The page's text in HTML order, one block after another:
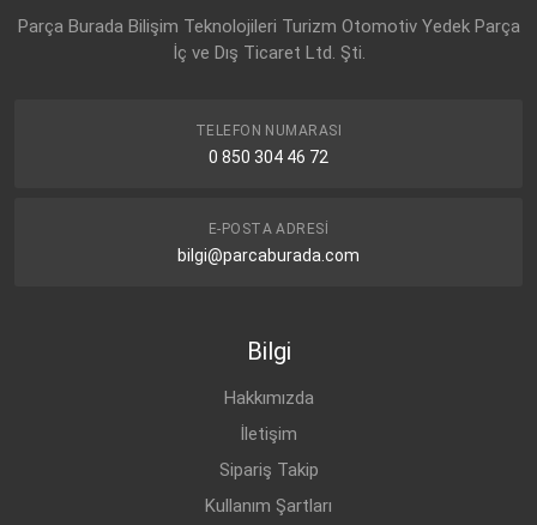
Parça Burada Bilişim Teknolojileri Turizm Otomotiv Yedek Parça
İç ve Dış Ticaret Ltd. Şti.
TELEFON NUMARASI
0 850 304 46 72
E-POSTA ADRESI
bilgi@parcaburada.com
Bilgi
Hakkımızda
İletişim
Sipariş Takip
Kullanım Şartları